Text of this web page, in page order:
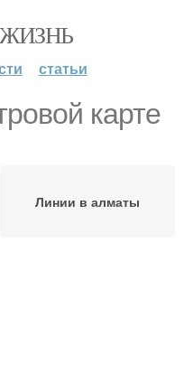
статьи
карте
Линии в алматы